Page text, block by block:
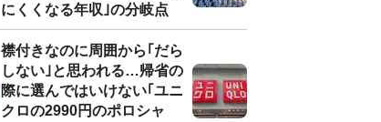
にくくなる年収｣の分岐点
襟付きなのに周囲から｢だら
しない｣と思われる…帰省の
際に選んではいけない｢ユニ
クロの2990円のポロシャ